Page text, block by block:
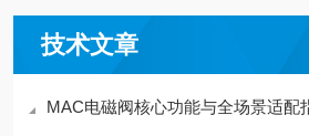
技术文章
MAC电磁阀核心功能与全场景适配